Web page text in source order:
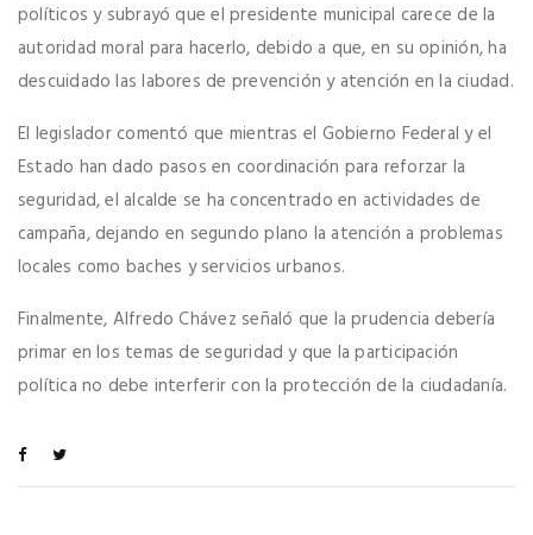
políticos y subrayó que el presidente municipal carece de la
autoridad moral para hacerlo, debido a que, en su opinión, ha
descuidado las labores de prevención y atención en la ciudad.
El legislador comentó que mientras el Gobierno Federal y el
Estado han dado pasos en coordinación para reforzar la
seguridad, el alcalde se ha concentrado en actividades de
campaña, dejando en segundo plano la atención a problemas
locales como baches y servicios urbanos.
Finalmente, Alfredo Chávez señaló que la prudencia debería
primar en los temas de seguridad y que la participación
política no debe interferir con la protección de la ciudadanía.